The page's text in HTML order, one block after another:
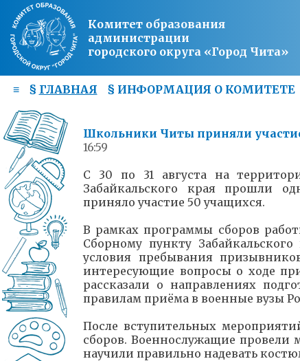
Комитет образования
администрации
городского округа «Город Чита»
≡ § ГЛАВНАЯ § ИНФОРМАЦИЯ О КОМИТЕТЕ
Школьники Читы приняли
16:59
С 30 по 31 августа на
Забайкальского края прошли
приняло участие 50 учащихся.
В рамках программы сборов
Сборному пункту
условия пребывания
интересующие вопросы о ходе
рассказали о направлениях
правилам приёма в военные вузы
После вступительных
сборов. Военнослужащие провели
научили правильно надевать